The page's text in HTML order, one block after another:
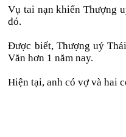
Vụ tai nạn khiến Thượng
đó.
Được biết, Thượng uý
Văn hơn 1 năm nay.
Hiện tại, anh có vợ và hai